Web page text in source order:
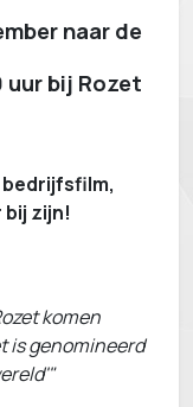
naar de
uur bij Rozet
bij zijn!
komen
is genomineerd